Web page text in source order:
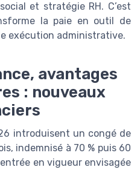
et stratégie RH. C’est
la paie en outil de
exécution administrative.
avantages
: nouveaux
introduisent un congé de
indemnisé à 70 % puis 60
en vigueur envisagée